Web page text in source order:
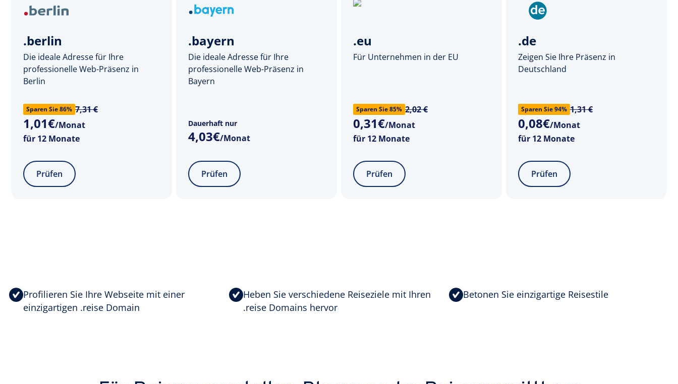
.berlin
Die ideale Adresse für Ihre
professionelle Web-Präsenz in
Berlin
Sparen Sie 86% 7,31 €
1,01€/Monat
für 12 Monate
Prüfen
.bayern
Die ideale Adresse für Ihre
professionelle Web-Präsenz in
Bayern
Dauerhaft nur
4,03€/Monat
Prüfen
.eu
Für Unternehmen in der EU
Sparen Sie 85% 2,02 €
0,31€/Monat
für 12 Monate
Prüfen
.de
Zeigen Sie Ihre Präsenz in
Deutschland
Sparen Sie 94% 1,31 €
0,08€/Monat
für 12 Monate
Prüfen
Profilieren Sie Ihre Webseite mit einer
einzigartigen .reise Domain
Heben Sie verschiedene Reiseziele mit Ihren
.reise Domains hervor
Betonen Sie einzigartige Reisestile